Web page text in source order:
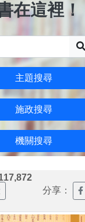
在這裡！
主題搜尋
施政搜尋
機關搜尋
分享：